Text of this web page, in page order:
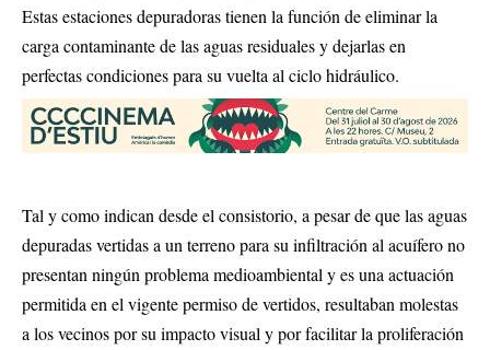
Estas estaciones depuradoras tienen la función de eliminar la
carga contaminante de las aguas residuales y dejarlas en
perfectas condiciones para su vuelta al ciclo hidráulico.
Tal y como indican desde el consistorio, a pesar de que las aguas
depuradas vertidas a un terreno para su infiltración al acuífero no
presentan ningún problema medioambiental y es una actuación
permitida en el vigente permiso de vertidos, resultaban molestas
a los vecinos por su impacto visual y por facilitar la proliferación